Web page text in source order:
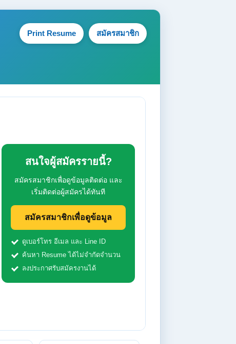
Print Resume สมัครสมาชิก
สนใจผู้สมัครรายนี้?
สมัครสมาชิกเพื่อดูข้อมูลติดต่อ และ
เริ่มติดต่อผู้สมัครได้ทันที
สมัครสมาชิกเพื่อดูข้อมูล
ดูเบอร์โทร อีเมล และ Line ID
ค้นหา Resume ได้ไม่จำกัดจำนวน
ลงประกาศรับสมัครงานได้